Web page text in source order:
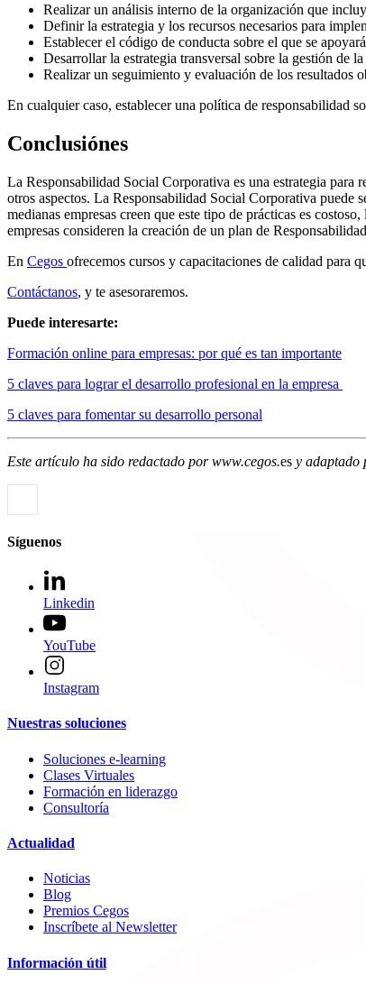
Realizar un análisis interno de la organización que
Definir la estrategia y los recursos necesarios para
Establecer el código de conducta sobre el que se
Desarrollar la estrategia transversal sobre la gestión de
Realizar un seguimiento y evaluación de los resultados
En cualquier caso, establecer una política de responsabilidad
Conclusiónes
La Responsabilidad Social Corporativa es una estrategia para
otros aspectos. La Responsabilidad Social Corporativa puede
medianas empresas creen que este tipo de prácticas es
empresas consideren la creación de un plan de
En Cegos ofrecemos cursos y capacitaciones de calidad para
Contáctanos, y te asesoraremos.
Puede interesarte:
Formación online para empresas: por qué es tan importante
5 claves para lograr el desarrollo profesional en la empresa
5 claves para fomentar su desarrollo personal
Este artículo ha sido redactado por www.cegos.es y adaptado
Síguenos
Linkedin
YouTube
Instagram
Nuestras soluciones
Soluciones e-learning
Clases Virtuales
Formación en liderazgo
Consultoría
Actualidad
Noticias
Blog
Premios Cegos
Inscríbete al Newsletter
Información útil